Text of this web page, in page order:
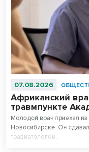
07.08.2026
Африканский
травмпункте
Молодой врач приехал
Новосибирске. Он
травматологом.